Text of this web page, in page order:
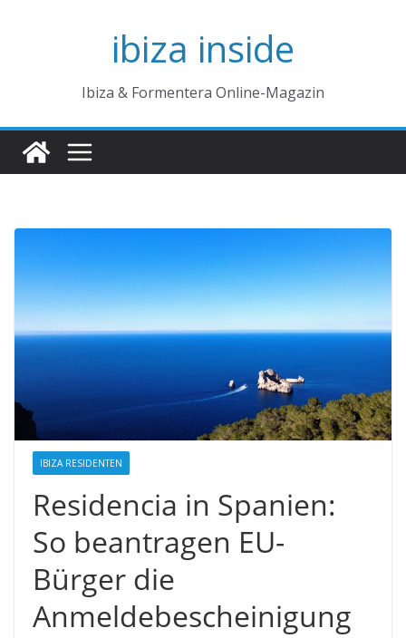
ibiza inside
Ibiza & Formentera Online-Magazin
IBIZA RESIDENTEN
Residencia in Spanien:
So beantragen EU-
Bürger die
Anmeldebescheinigung